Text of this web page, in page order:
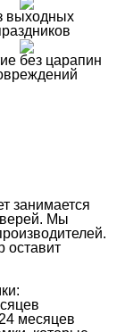
выходных
без царапин
занимается
Мы
оставит
месяцев